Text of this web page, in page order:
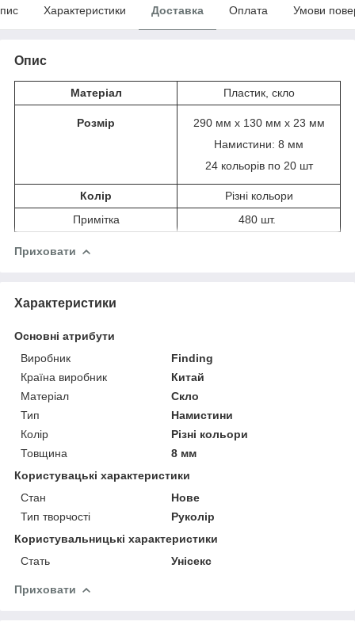
Характеристики Доставка Оплата Умови
Опис
Матеріал Пластик, скло
Розмір
290 мм х 130 мм х 23 мм
Намистини: 8 мм
24 кольорів по 20 шт
Колір
Різні кольори
Примітка
480 шт.
Приховати
Характеристики
Основні атрибути
Виробник
Finding
Країна виробник
Китай
Матеріал
Скло
Тип
Намистини
Колір
Різні кольори
Товщина
8 мм
Користувацькi характеристики
Стан
Нове
Тип творчості
Руколір
Користувальницькі характеристики
Стать
Унісекс
Приховати